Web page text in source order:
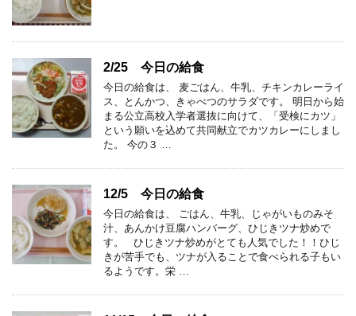
2/25 今日の給食
今日の給食は、 麦ごはん、牛乳、チキンカレーライ
ス、とんかつ、きゃべつのサラダです。 明日から始
まる公立高校入学者選抜に向けて、「受検にカツ」
という願いを込めて共同献立でカツカレーにしまし
た。 今の３ …
12/5 今日の給食
今日の給食は、 ごはん、牛乳、じゃがいものみそ
汁、あんかけ豆腐ハンバーグ、ひじきツナ炒めで
す。 ひじきツナ炒めがとても人気でした！！ひじ
きが苦手でも、ツナが入ることで食べられる子もい
るようです。栄 …